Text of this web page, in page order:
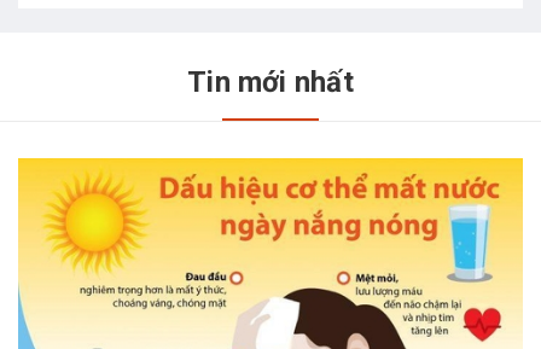
Tin mới nhất